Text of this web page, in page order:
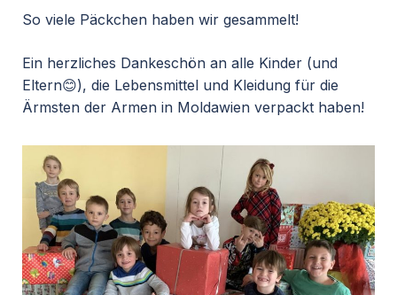
So viele Päckchen haben wir gesammelt!
Ein herzliches Dankeschön an alle Kinder (und
Eltern😊), die Lebensmittel und Kleidung für die
Ärmsten der Armen in Moldawien verpackt haben!